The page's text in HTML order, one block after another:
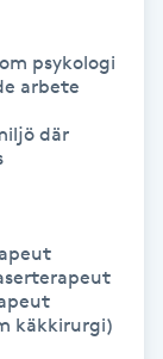
psykologi
arbete
där
käkkirurgi)